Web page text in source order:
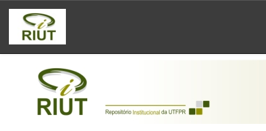
Skip
navigation